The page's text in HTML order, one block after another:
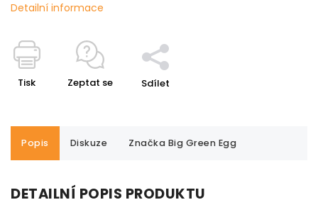
Detailní informace
Tisk Zeptat se Sdílet
Popis Diskuze Značka Big Green Egg
DETAILNÍ POPIS PRODUKTU